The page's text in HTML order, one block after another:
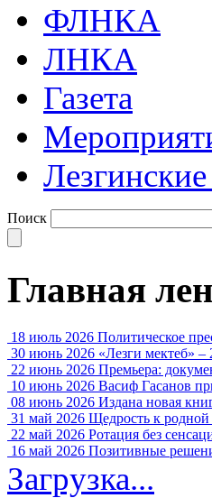
ФЛНКА
ЛНКА
Газета
Поиск
Главная
18 июль 2026 Политическое
30 июнь 2026 «Лезги мектеб» –
22 июнь 2026 Премьера:
10 июнь 2026 Васиф Гасанов
08 июнь 2026 Издана новая
31 май 2026 Щедрость к родной
22 май 2026 Ротация без
16 май 2026 Позитивные
Загрузка...